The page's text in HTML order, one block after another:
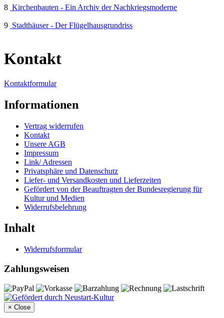
8 Kirchenbauten - Ein Archiv der Nachkriegsmoderne
9 Stadthäuser - Der Flügelhausgrundriss
Kontakt
Kontaktformular
Informationen
Vertrag widerrufen
Kontakt
Unsere AGB
Impressum
Link/ Adressen
Privatsphäre und Datenschutz
Liefer- und Versandkosten und Lieferzeiten
Gefördert von der Beauftragten der Bundesregierung für
Kultur und Medien
Widerrufsbelehrung
Inhalt
Widerrufsformular
Zahlungsweisen
× Close